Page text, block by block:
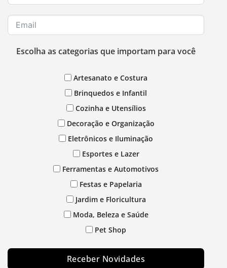
Escolha as categorias que importam para você
Artesanato e Costura
Brinquedos e Infantil
Cozinha e Utensílios
Decoração e Organização
Eletrônicos e Iluminação
Esportes e Lazer
Ferramentas e Automotivos
Festas e Papelaria
Jardim e Floricultura
Moda, Beleza e Saúde
Pet Shop
Receber Novidades